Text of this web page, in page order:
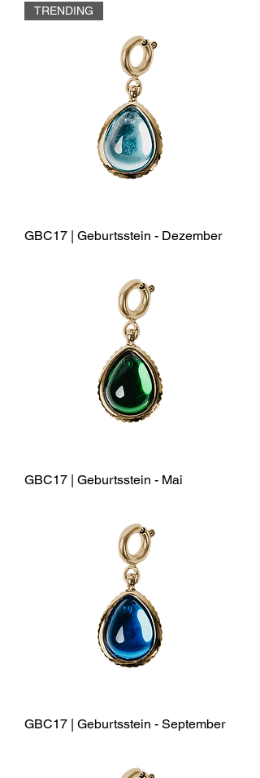
TRENDING
GBC17 | Geburtsstein - Dezember
GBC17 | Geburtsstein - Mai
GBC17 | Geburtsstein - September